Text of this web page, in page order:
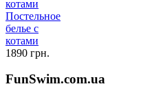
Постельное
белье с
котами
1890 грн.
FunSwim.com.ua